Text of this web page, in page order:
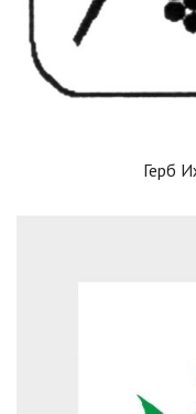
Герб